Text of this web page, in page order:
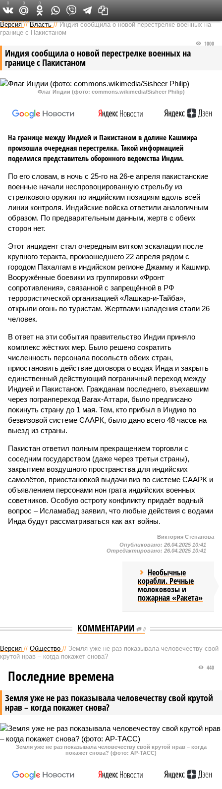
Федеральный выпуск
Версия //Власть //Индия сообщила о новой перестрелке военных на
границе с Пакистаном
Индия сообщила о новой перестрелке военных на
границе с Пакистаном
1000
Флаг Индии (фото: commons.wikimedia/Sisheer Philip)
На границе между Индией и Пакистаном в долине Кашмира
произошла очередная перестрелка. Такой информацией
поделился представитель оборонного ведомства Индии.
По его словам, в ночь с 25-го на 26-е апреля пакистанские
военные начали неспровоцированную стрельбу из
стрелкового оружия по индийским позициям вдоль всей
линии контроля. Индийские войска ответили аналогичным
образом. По предварительным данным, жертв с обеих
сторон нет.
Этот инцидент стал очередным витком эскалации после
крупного теракта, произошедшего 22 апреля рядом с
городом Пахалгам в индийском регионе Джамму и Кашмир.
Вооружённые боевики из группировки «Фронт
сопротивления», связанной с запрещённой в РФ
террористической организацией «Лашкар-и-Тайба»,
открыли огонь по туристам. Жертвами нападения стали 26
человек.
В ответ на эти события правительство Индии приняло
комплекс жёстких мер. Было решено сократить
численность персонала посольств обеих стран,
приостановить действие договора о водах Инда и закрыть
единственный действующий пограничный переход между
Индией и Пакистаном. Гражданам последнего, въехавшим
через погранпереход Вагах-Аттари, было предписано
покинуть страну до 1 мая. Тем, кто прибыл в Индию по
безвизовой системе СААРК, было дано всего 48 часов на
выезд из страны.
Пакистан ответил полным прекращением торговли с
соседним государством (даже через третьи страны),
закрытием воздушного пространства для индийских
самолётов, приостановкой выдачи виз по системе СААРК и
объявлением персонами нон грата индийских военных
советников. Особую остроту конфликту придаёт водный
вопрос – Исламабад заявил, что любые действия с водами
Инда будут рассматриваться как акт войны.
0 0 0
Виктория Степанова
Опубликовано: 26.04.2025 10:41
Отредактировано: 26.04.2025 10:41
Необычные
корабли. Речные
молоковозы и
пожарная «Ракета»
КОММЕНТАРИИ 0
Версия // Общество // Земля уже не раз показывала человечеству свой
крутой нрав – когда покажет снова?
Земля уже не раз показывала человечеству свой крутой
нрав – когда покажет снова?
440
Последние времена
Земля уже не раз показывала человечеству свой крутой нрав – когда
покажет снова? (фото: АР-ТАСС)